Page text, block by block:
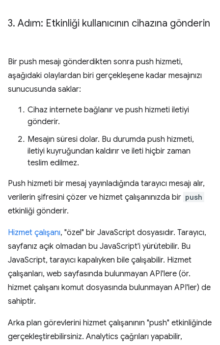
3. Adım: Etkinliği kullanıcının cihazına gönderin
Bir push mesajı gönderdikten sonra push hizmeti,
aşağıdaki olaylardan biri gerçekleşene kadar mesajınızı
sunucusunda saklar:
Cihaz internete bağlanır ve push hizmeti iletiyi
gönderir.
Mesajın süresi dolar. Bu durumda push hizmeti,
iletiyi kuyruğundan kaldırır ve ileti hiçbir zaman
teslim edilmez.
Push hizmeti bir mesaj yayınladığında tarayıcı mesajı alır,
verilerin şifresini çözer ve hizmet çalışanınızda bir push
etkinliği gönderir.
Hizmet çalışanı, "özel" bir JavaScript dosyasıdır. Tarayıcı,
sayfanız açık olmadan bu JavaScript'i yürütebilir. Bu
JavaScript, tarayıcı kapalıyken bile çalışabilir. Hizmet
çalışanları, web sayfasında bulunmayan API'lere (ör.
hizmet çalışanı komut dosyasında bulunmayan API'ler) de
sahiptir.
Arka plan görevlerini hizmet çalışanının "push" etkinliğinde
gerçekleştirebilirsiniz. Analytics çağrıları yapabilir,